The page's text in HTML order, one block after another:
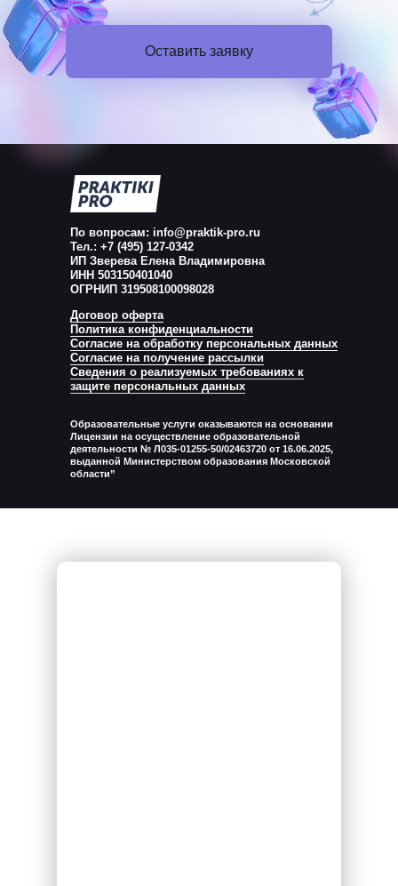
Оставить заявку
Образовательные услуги оказываются на основании
Лицензии на осуществление образовательной
деятельности № Л035-01255-50/02463720 от 16.06.2025,
выданной Министерством образования Московской
области”
По вопросам: info@praktik-pro.ru
Тел.: +7 (495) 127-0342
ИП Зверева Елена Владимировна
ИНН 503150401040
ОГРНИП 319508100098028
Договор оферта
Политика конфиденциальности
Согласие на обработку персональных данных
Согласие на получение рассылки
Сведения о реализуемых требованиях к
защите персональных данных